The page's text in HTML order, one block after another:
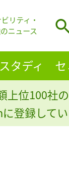
リティ・
ニュース
スタディ
上位100社
登録して